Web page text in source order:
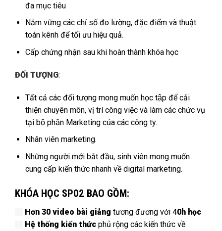
đa mục tiêu
Nắm vững các chỉ số đo lường, đặc điểm và thuật
toán kênh để tối ưu hiệu quả.
Cấp chứng nhận sau khi hoàn thành khóa học
ĐỐI TƯỢNG:
Tất cả các đối tượng mong muốn học tập để cải
thiện chuyên môn, vị trí công việc và làm các chức vụ
tại bộ phận Marketing của các công ty.
Nhân viên marketing.
Những người mới bắt đầu, sinh viên mong muốn
cung cấp kiến thức nhanh về digital marketing.
KHÓA HỌC SP02 BAO GỒM:
Hơn 30 video bài giảng tương đương với 40h học
Hệ thống kiến thức phủ rộng các kiến thức về